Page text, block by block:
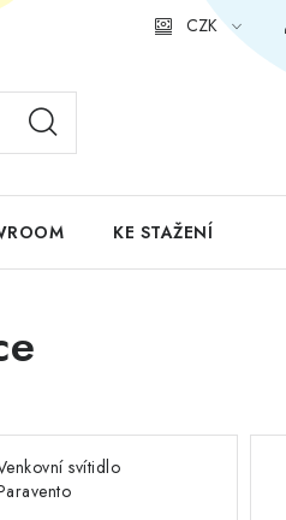
CZK
KE STAŽENÍ
svítidlo